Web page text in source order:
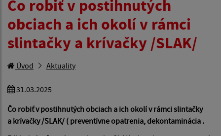
Čo robiť v postihnutých
obciach a ich okolí v rámci
slintačky a krívačky /SLAK/
Úvod Aktuality
31.03.2025
Čo robiť v postihnutých obciach a ich okolí v rámci slintačky
a krívačky /SLAK/ ( preventívne opatrenia, dekontaminácia .